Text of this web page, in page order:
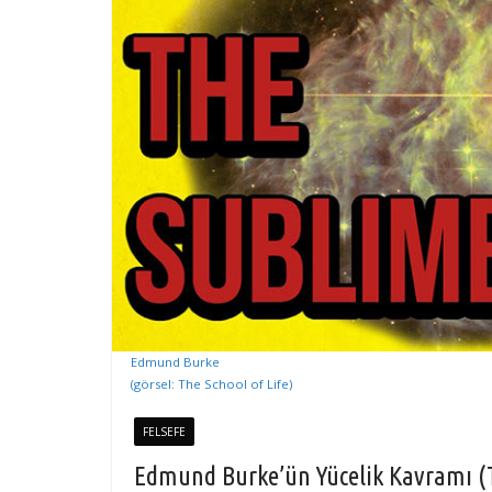
Edmund Burke
(görsel: The School of Life)
FELSEFE
Edmund Burke’ün Yücelik Kavramı